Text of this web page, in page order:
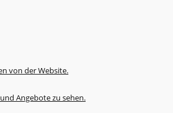
von der Website.
Angebote zu sehen.